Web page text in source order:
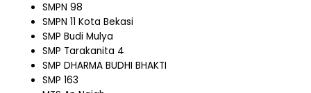
SMPN 98
SMPN 11 Kota Bekasi
SMP Budi Mulya
SMP Tarakanita 4
SMP DHARMA BUDHI BHAKTI
SMP 163